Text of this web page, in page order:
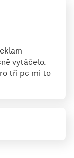
vytáčelo.
tři pc mi to